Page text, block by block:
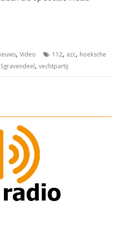
,Video 112, azc, hoeksche
Sgravendeel,vechtpartij